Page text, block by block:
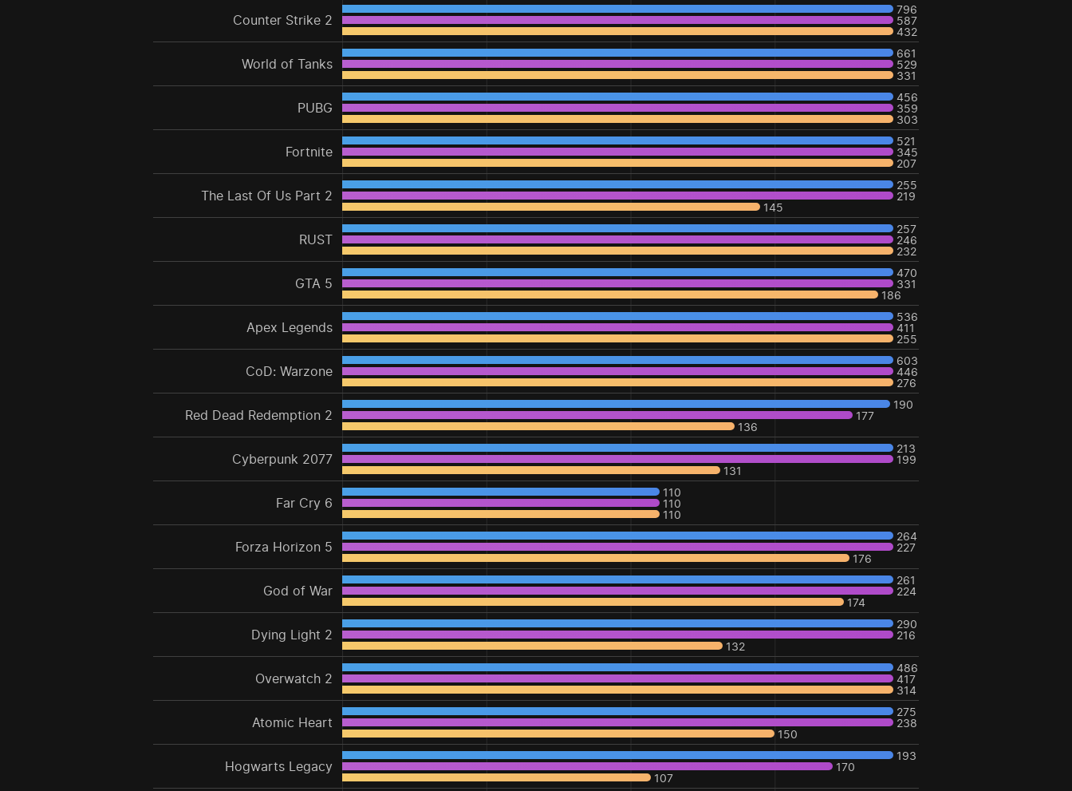
Counter Strike 2
796
587
432
World of Tanks
661
529
331
PUBG
456
359
303
Fortnite
521
345
207
The Last Of Us Part 2
255
219
145
RUST
257
246
232
GTA 5
470
331
186
Apex Legends
536
411
255
CoD: Warzone
603
446
276
Red Dead Redemption 2
190
177
136
Cyberpunk 2077
213
199
131
Far Cry 6
110
110
110
Forza Horizon 5
264
227
176
God of War
261
224
174
Dying Light 2
290
216
132
Overwatch 2
486
417
314
Atomic Heart
275
238
150
Hogwarts Legacy
193
170
107